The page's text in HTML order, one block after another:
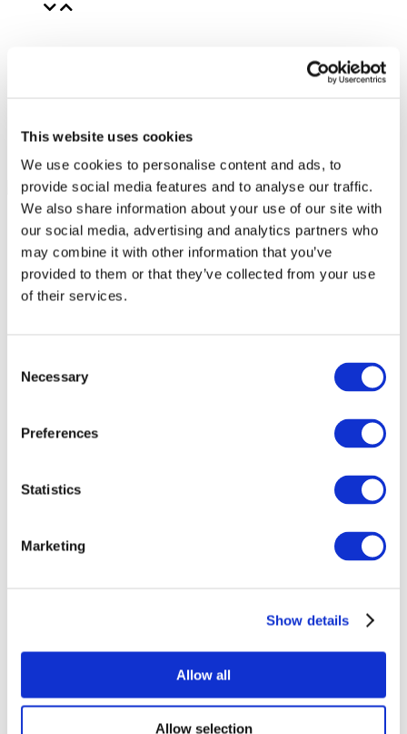
This website uses cookies
We use cookies to personalise content and ads, to
provide social media features and to analyse our traffic.
We also share information about your use of our site with
our social media, advertising and analytics partners who
may combine it with other information that you’ve
provided to them or that they’ve collected from your use
of their services.
Selection
Necessary
Preferences
Statistics
Marketing
Show details
Allow all
Allow selection
Összes
esemény
Música pop